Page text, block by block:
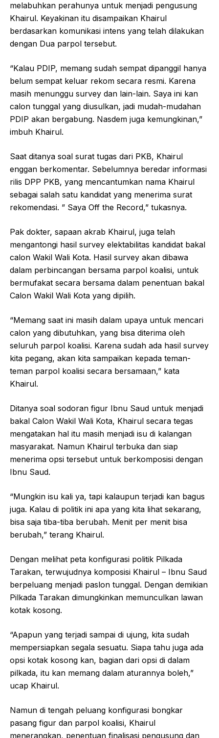
melabuhkan perahunya untuk menjadi pengusung
Khairul. Keyakinan itu disampaikan Khairul
berdasarkan komunikasi intens yang telah dilakukan
dengan Dua parpol tersebut.
“Kalau PDIP, memang sudah sempat dipanggil hanya
belum sempat keluar rekom secara resmi. Karena
masih menunggu survey dan lain-lain. Saya ini kan
calon tunggal yang diusulkan, jadi mudah-mudahan
PDIP akan bergabung. Nasdem juga kemungkinan,”
imbuh Khairul.
Saat ditanya soal surat tugas dari PKB, Khairul
enggan berkomentar. Sebelumnya beredar informasi
rilis DPP PKB, yang mencantumkan nama Khairul
sebagai salah satu kandidat yang menerima surat
rekomendasi. ” Saya Off the Record,” tukasnya.
Pak dokter, sapaan akrab Khairul, juga telah
mengantongi hasil survey elektabilitas kandidat bakal
calon Wakil Wali Kota. Hasil survey akan dibawa
dalam perbincangan bersama parpol koalisi, untuk
bermufakat secara bersama dalam penentuan bakal
Calon Wakil Wali Kota yang dipilih.
“Memang saat ini masih dalam upaya untuk mencari
calon yang dibutuhkan, yang bisa diterima oleh
seluruh parpol koalisi. Karena sudah ada hasil survey
kita pegang, akan kita sampaikan kepada teman-
teman parpol koalisi secara bersamaan,” kata
Khairul.
Ditanya soal sodoran figur Ibnu Saud untuk menjadi
bakal Calon Wakil Wali Kota, Khairul secara tegas
mengatakan hal itu masih menjadi isu di kalangan
masyarakat. Namun Khairul terbuka dan siap
menerima opsi tersebut untuk berkomposisi dengan
Ibnu Saud.
“Mungkin isu kali ya, tapi kalaupun terjadi kan bagus
juga. Kalau di politik ini apa yang kita lihat sekarang,
bisa saja tiba-tiba berubah. Menit per menit bisa
berubah,” terang Khairul.
Dengan melihat peta konfigurasi politik Pilkada
Tarakan, terwujudnya komposisi Khairul – Ibnu Saud
berpeluang menjadi paslon tunggal. Dengan demikian
Pilkada Tarakan dimungkinkan memunculkan lawan
kotak kosong.
“Apapun yang terjadi sampai di ujung, kita sudah
mempersiapkan segala sesuatu. Siapa tahu juga ada
opsi kotak kosong kan, bagian dari opsi di dalam
pilkada, itu kan memang dalam aturannya boleh,”
ucap Khairul.
Namun di tengah peluang konfigurasi bongkar
pasang figur dan parpol koalisi, Khairul
menerangkan, penentuan finalisasi pengusung dan